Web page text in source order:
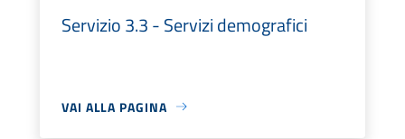
Servizio 3.3 - Servizi demografici
VAI ALLA PAGINA